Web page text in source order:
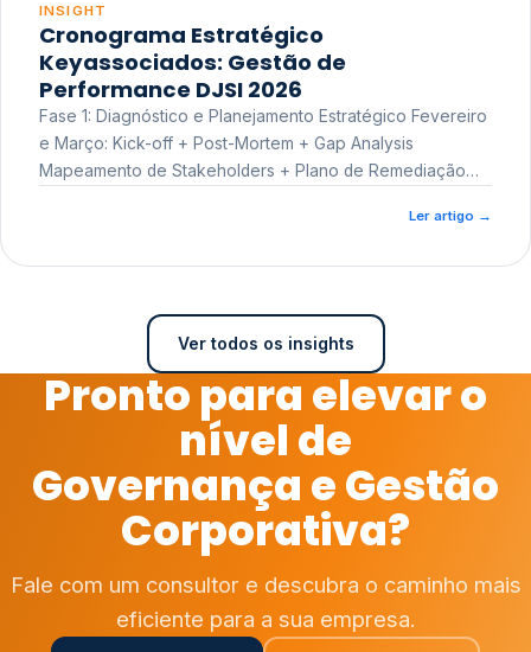
INSIGHT
Cronograma Estratégico
Keyassociados: Gestão de
Performance DJSI 2026
Fase 1: Diagnóstico e Planejamento Estratégico Fevereiro
e Março: Kick-off + Post-Mortem + Gap Analysis
Mapeamento de Stakeholders + Plano de Remediação
Ler artigo →
Ver todos os insights
Pronto para elevar o
nível de
Governança e Gestão
Corporativa?
Fale com um consultor e descubra o caminho mais
eficiente para a sua empresa.